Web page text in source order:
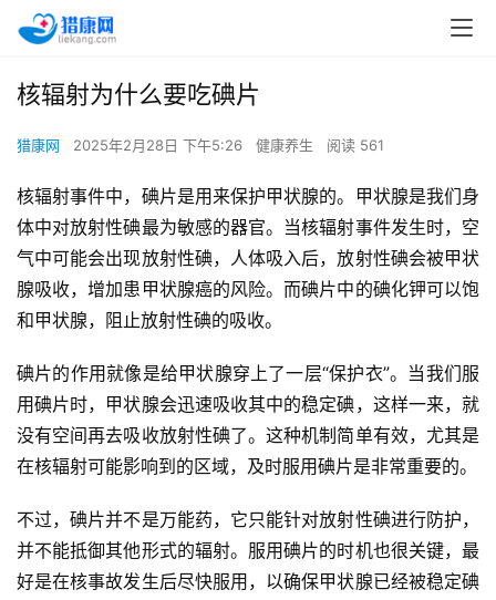
核辐射为什么要吃碘片
猎康网 2025年2月28日 下午5:26 健康养生 阅读 561
核辐射事件中，碘片是用来保护甲状腺的。甲状腺是我们身
体中对放射性碘最为敏感的器官。当核辐射事件发生时，空
气中可能会出现放射性碘，人体吸入后，放射性碘会被甲状
腺吸收，增加患甲状腺癌的风险。而碘片中的碘化钾可以饱
和甲状腺，阻止放射性碘的吸收。
碘片的作用就像是给甲状腺穿上了一层“保护衣”。当我们服
用碘片时，甲状腺会迅速吸收其中的稳定碘，这样一来，就
没有空间再去吸收放射性碘了。这种机制简单有效，尤其是
在核辐射可能影响到的区域，及时服用碘片是非常重要的。
不过，碘片并不是万能药，它只能针对放射性碘进行防护，
并不能抵御其他形式的辐射。服用碘片的时机也很关键，最
好是在核事故发生后尽快服用，以确保甲状腺已经被稳定碘